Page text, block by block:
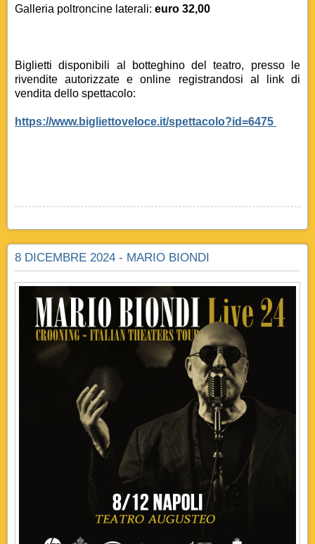
Galleria poltroncine laterali: euro 32,00
Biglietti disponibili al botteghino del teatro, presso le
rivendite autorizzate e online registrandosi al link di
vendita dello spettacolo:
https://www.bigliettoveloce.it/spettacolo?id=6475
8 DICEMBRE 2024 - MARIO BIONDI